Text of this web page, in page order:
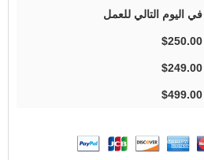
في اليوم التالي للعمل
$250.00
$249.00
$499.00